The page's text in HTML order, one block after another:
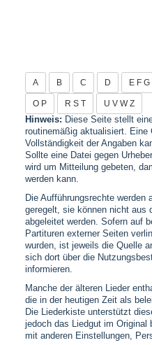
A B C D E F G
O P R S T
U V W Z
Hinweis: Diese Seite stellt
routinemäßig aktualisiert. Eine
Vollständigkeit der Angaben
Sollte eine Datei gegen
wird um Mitteilung gebeten,
werden kann.
Die Aufführungsrechte werden
geregelt, sie können nicht aus
abgeleitet werden. Sofern auf
Partituren externer Seiten
wurden, ist jeweils die Quelle
sich dort über die
informieren.
Manche der älteren Lieder
die in der heutigen Zeit als
Die Liederkiste unterstützt
jedoch das Liedgut im Original
mit anderen Einstellungen,